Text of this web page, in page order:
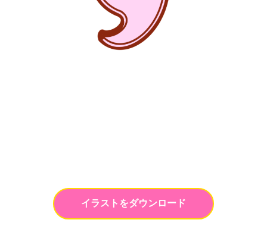
イラストをダウンロード